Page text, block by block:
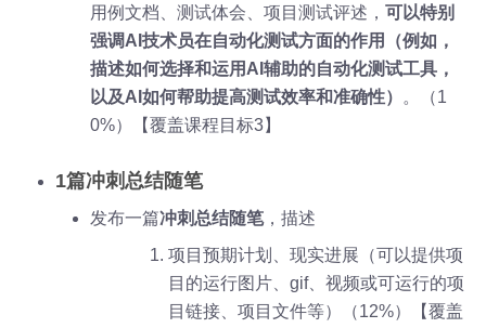
用例文档、测试体会、项目测试评述，可以特别
强调AI技术员在自动化测试方面的作用（例如，
描述如何选择和运用AI辅助的自动化测试工具，
以及AI如何帮助提高测试效率和准确性）
。（1
0%）【覆盖课程目标3】
1篇冲刺总结随笔
发布一篇冲刺总结随笔，描述
项目预期计划、现实进展（可以提供项
目的运行图片、gif、视频或可运行的项
目链接、项目文件等）（12%）【覆盖